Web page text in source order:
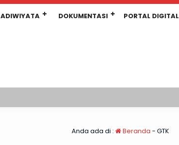
ADIWIYATA DOKUMENTASI PORTAL DIGITAL
Anda ada di : Beranda - GTK